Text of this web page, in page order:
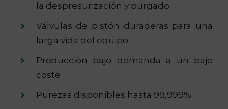
la despresurización y purgado
Válvulas de pistón duraderas para una
larga vida del equipo
Producción bajo demanda a un bajo
coste
Purezas disponibles hasta 99,999%